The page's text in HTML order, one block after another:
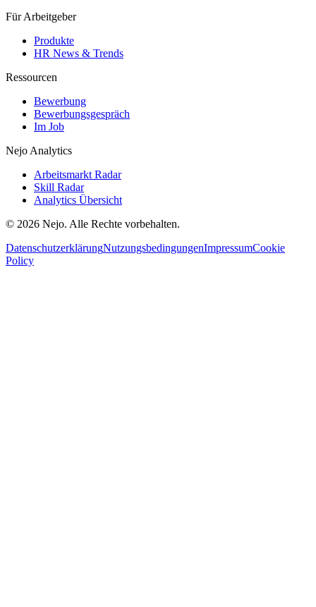
Für Arbeitgeber
Produkte
HR News & Trends
Ressourcen
Bewerbung
Bewerbungsgespräch
Im Job
Nejo Analytics
Arbeitsmarkt Radar
Skill Radar
Analytics Übersicht
© 2026 Nejo. Alle Rechte vorbehalten.
DatenschutzerklärungNutzungsbedingungenImpressumCookie
Policy